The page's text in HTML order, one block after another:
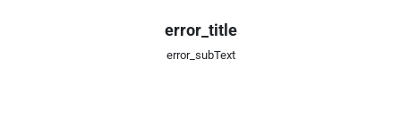
error_title
error_subText